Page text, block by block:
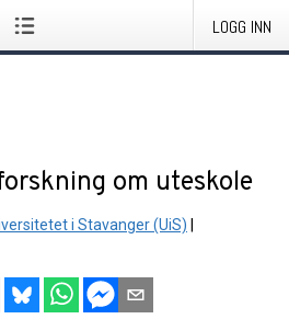
LOGG INN
om uteskole
i Stavanger (UiS)